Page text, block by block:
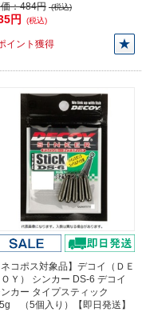
：484円 (税込)
円 (税込)
イント獲得
ネコポス対象品】デコイ（ＤＥ
ＯＹ） シンカー DS-6 デコイ
カー タイプスティック
（5個入り）【即日発送】